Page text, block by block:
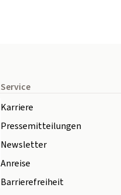
Service
Karriere
Pressemitteilungen
Newsletter
Anreise
Barrierefreiheit